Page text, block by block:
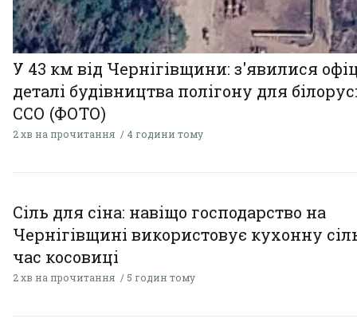
У 43 км від Чернігівщини: з'явилися
деталі будівництва полігону для
ССО (ФОТО)
2 хв на прочитання 4 години тому
Сіль для сіна: навіщо господарство на
Чернігівщині використовує кухонну
час косовиці
2 хв на прочитання 5 годин тому